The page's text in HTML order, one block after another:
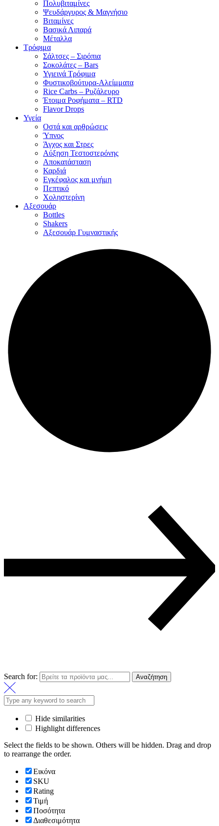
Πολυβιταμίνες
Ψευδάργυρος & Μαγνήσιο
Βιταμίνες
Βασικά Λιπαρά
Μέταλλα
Τρόφιμα
Σάλτσες – Σιρόπια
Σοκολάτες – Bars
Υγιεινά Τρόφιμα
Φυστικοβούτυρα-Αλείμματα
Rice Carbs – Ρυζάλευρο
Έτοιμα Ροφήματα – RTD
Flavor Drops
Υγεία
Οστά και αρθρώσεις
Ύπνος
Άγχος και Στρες
Αύξηση Τεστοστερόνης
Αποκατάσταση
Καρδιά
Εγκέφαλος και μνήμη
Πεπτικό
Χοληστερίνη
Αξεσουάρ
Bottles
Shakers
Αξεσουάρ Γυμναστικής
Search for: Αναζήτηση
Hide similarities
Highlight differences
Select the fields to be shown. Others will be hidden. Drag and drop
to rearrange the order.
Εικόνα
SKU
Rating
Τιμή
Ποσότητα
Διαθεσιμότητα